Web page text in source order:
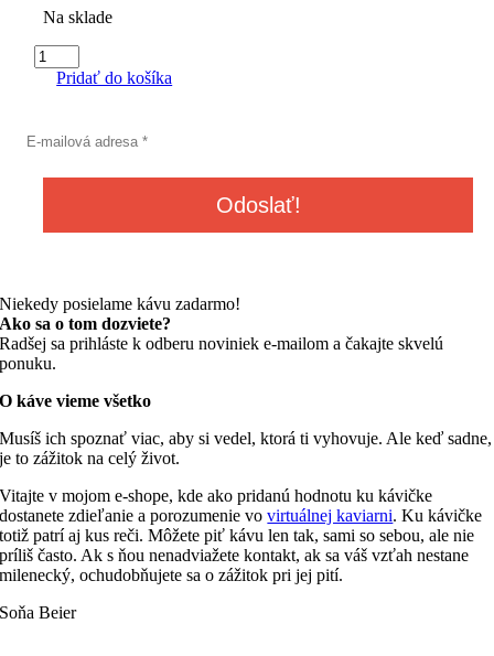
Na sklade
množstvo
CAFFÉ
Decaffeinato
200
soft
Pridať do košíka
Niekedy posielame kávu zadarmo!
Ako sa o tom dozviete?
Radšej sa prihláste k odberu noviniek e-mailom a čakajte skvelú
ponuku.
O káve vieme všetko
Musíš ich spoznať viac, aby si vedel, ktorá ti vyhovuje. Ale keď sadne,
je to zážitok na celý život.
Vitajte v mojom e-shope, kde ako pridanú hodnotu ku kávičke
dostanete zdieľanie a porozumenie vovirtuálnej kaviarni. Ku kávičke
totiž patrí aj kus reči. Môžete piť kávu len tak, sami so sebou, ale nie
príliš často. Ak s ňou nenadviažete kontakt, ak sa váš vzťah nestane
milenecký, ochudobňujete sa o zážitok pri jej pití.
Soňa Beier